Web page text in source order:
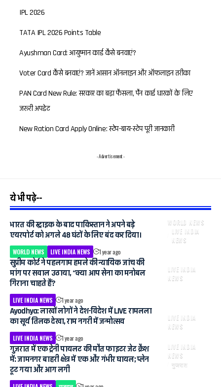
IPL 2026
TATA IPL 2026 Points Table
Ayushman Card: आयुष्मान कार्ड कैसे बनवाएं?
Voter Card कैसे बनवाएं? जानें आसान ऑनलाइन और ऑफलाइन तरीका
PAN Card New Rule: सरकार का बड़ा फैसला, पैन कार्ड धारकों के लिए
जरूरी अपडेट
New Ration Card Apply Online: स्टेप-बाय-स्टेप पूरी जानकारी
- Advertisement -
ये भी पढ़े--
WORLD NEWS
LIVE INDIA
NEWS
भारत की स्ट्राइक के बाद पाकिस्तान ने अपने बड़े
एयरपोर्ट को अगले 48 घंटों के लिए बंद कर दिया।
WORLD NEWS LIVE INDIA NEWS 1 year ago
LIVE INDIA
NEWS
सुप्रीम कोर्ट ने पहलगाम हमले की न्यायिक जांच की
मांग पर सवाल उठाया, “क्या आप सेना का मनोबल
गिराना चाहते हैं?
LIVE INDIA NEWS 1 year ago
LIVE INDIA
NEWS
Ayodhya: लाखों लोगों ने देश-विदेश में LIVE रामलला
का सूर्य तिलक देखा, राम नगरी में जन्मोत्सव
LIVE INDIA NEWS
1 year ago
LIVE INDIA
NEWS
गुजरात
गुजरात में एक ट्रेनी पायलट की मौत फाइटर जेट क्रैश
में: जामनगर बाहरी क्षेत्र में एक और गंभीर घायल; प्लेन
टूट गया और आग लगी